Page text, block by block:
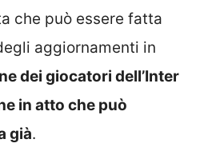
che può essere fatta
aggiornamenti in
dei giocatori dell’Inter
in atto che può
già.